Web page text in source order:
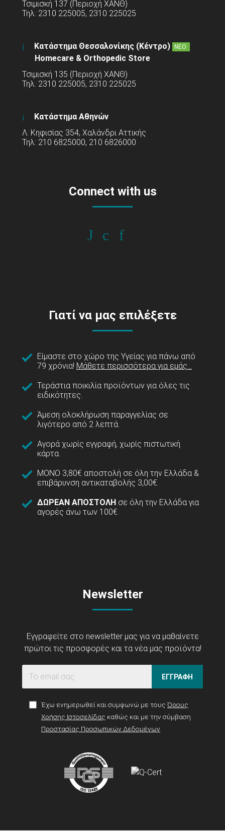
Τσιμισκή 137 (Περιοχή ΧΑΝΘ)
Τηλ: 2310 225005, 2310 225025
Κατάστημα Θεσσαλονίκης (Κέντρο) ΝΕΟ
Homecare & Orthopedic Store
Τσιμισκή 135 (Περιοχή ΧΑΝΘ)
Τηλ: 2310 225005, 2310 225025
Κατάστημα Αθηνών
Λ. Κηφισίας 354, Χαλάνδρι Αττικής
Τηλ: 210 6825000, 210 6826000
Connect with us
Γιατί να μας επιλέξετε
Είμαστε στο χώρο της Υγείας για πάνω από
79 χρόνια! Μάθετε περισσότερα για εμάς...
Τεράστια ποικιλία προϊόντων για όλες τις
ειδικότητες.
Άμεση ολοκλήρωση παραγγελίας σε
λιγότερο από 2 λεπτά.
Αγορά χωρίς εγγραφή, χωρίς πιστωτική
κάρτα.
ΜΟΝΟ 3,80€ αποστολή σε όλη την Ελλάδα &
επιβάρυνση αντικαταβολής 3,00€.
ΔΩΡΕΑΝ ΑΠΟΣΤΟΛΗ σε όλη την Ελλάδα για
αγορές άνω των 100€.
Newsletter
Εγγραφείτε στο newsletter μας για να μαθαίνετε
πρώτοι τις προσφορές και τα νέα μας προϊόντα!
ΕΓΓΡΑΦΗ
Έχω ενημερωθεί και συμφωνώ με τους Όρους
Χρήσης Ιστοσελίδας καθώς και με την σύμβαση
Προστασίας Προσωπικών Δεδομένων